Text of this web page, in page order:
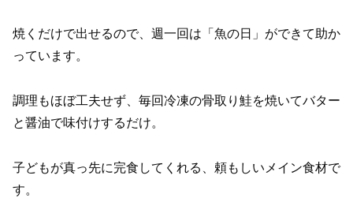
焼くだけで出せるので、週一回は「魚の日」ができて助か
っています。
調理もほぼ工夫せず、毎回冷凍の骨取り鮭を焼いてバター
と醤油で味付けするだけ。
子どもが真っ先に完食してくれる、頼もしいメイン食材で
す。